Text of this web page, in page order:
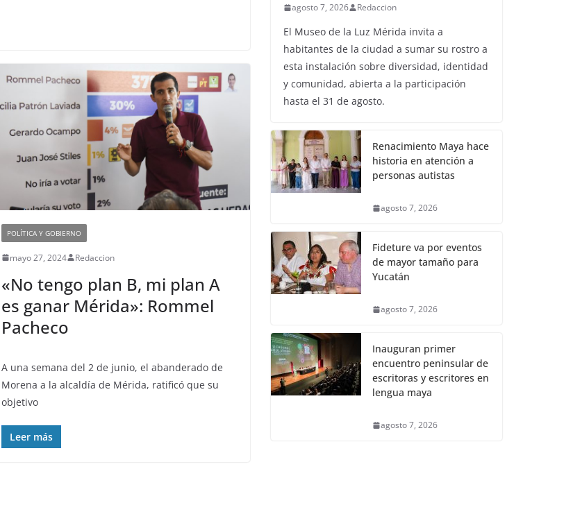
POLÍTICA Y GOBIERNO
mayo 27, 2024 Redaccion
«No tengo plan B, mi plan A
es ganar Mérida»: Rommel
Pacheco
A una semana del 2 de junio, el abanderado de
Morena a la alcaldía de Mérida, ratificó que su
objetivo
Leer más
agosto 7, 2026 Redaccion
El Museo de la Luz Mérida invita a
habitantes de la ciudad a sumar su rostro a
esta instalación sobre diversidad, identidad
y comunidad, abierta a la participación
hasta el 31 de agosto.
Renacimiento Maya hace
historia en atención a
personas autistas
agosto 7, 2026
Fideture va por eventos
de mayor tamaño para
Yucatán
agosto 7, 2026
Inauguran primer
encuentro peninsular de
escritoras y escritores en
lengua maya
agosto 7, 2026